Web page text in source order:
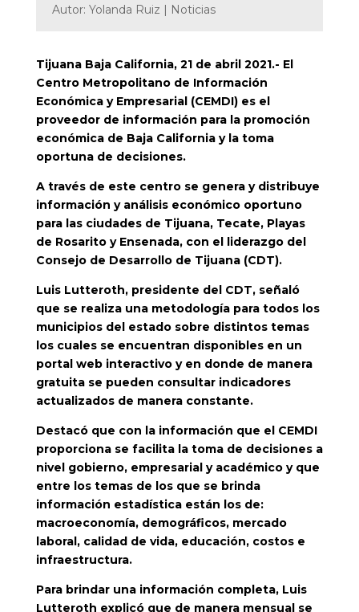
Autor: Yolanda Ruiz | Noticias
Tijuana Baja California, 21 de abril 2021.- El
Centro Metropolitano de Información
Económica y Empresarial (CEMDI) es el
proveedor de información para la promoción
económica de Baja California y la toma
oportuna de decisiones.
A través de este centro se genera y distribuye
información y análisis económico oportuno
para las ciudades de Tijuana, Tecate, Playas
de Rosarito y Ensenada, con el liderazgo del
Consejo de Desarrollo de Tijuana (CDT).
Luis Lutteroth, presidente del CDT, señaló
que se realiza una metodología para todos los
municipios del estado sobre distintos temas
los cuales se encuentran disponibles en un
portal web interactivo y en donde de manera
gratuita se pueden consultar indicadores
actualizados de manera constante.
Destacó que con la información que el CEMDI
proporciona se facilita la toma de decisiones a
nivel gobierno, empresarial y académico y que
entre los temas de los que se brinda
información estadística están los de:
macroeconomía, demográficos, mercado
laboral, calidad de vida, educación, costos e
infraestructura.
Para brindar una información completa, Luis
Lutteroth explicó que de manera mensual se